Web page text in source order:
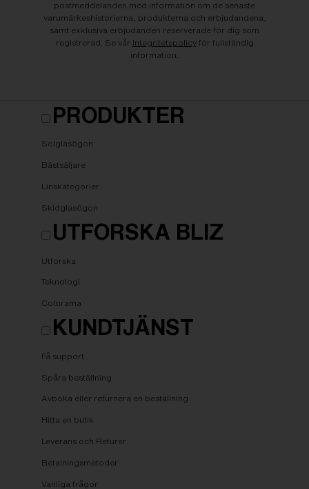
postmeddelanden med information om de senaste
varumärkeshistorierna, produkterna och erbjudandena,
samt exklusiva erbjudanden reserverade för dig som
registrerad. Se vår Integritetspolicyför fullständig
information.
PRODUKTER
Solglasögon
Bästsäljare
Linskategorier
Skidglasögon
UTFORSKA BLIZ
Utforska
Teknologi
Colorama
KUNDTJÄNST
Få support
Spåra beställning
Avboka eller returnera en beställning
Hitta en butik
Leverans och Returer
Betalningsmetoder
Vanliga frågor